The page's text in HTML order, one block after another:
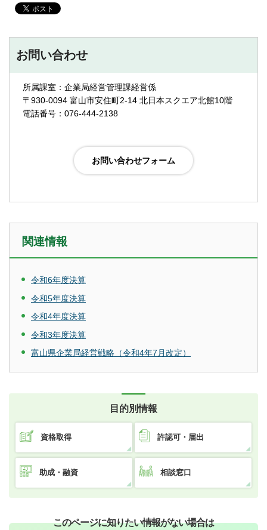
お問い合わせ
所属課室：企業局経営管理課経営係
〒930-0094 富山市安住町2-14 北日本スクエア北館10階
電話番号：076-444-2138
関連情報
令和6年度決算
令和5年度決算
令和4年度決算
令和3年度決算
富山県企業局経営戦略（令和4年7月改定）
目的別情報
資格取得 許認可・届出
助成・融資 相談窓口
このページに知りたい情報がない場合は